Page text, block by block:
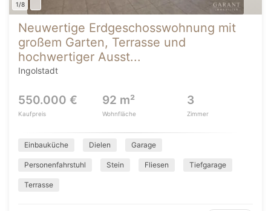
1/8
Neuwertige Erdgeschosswohnung mit
großem Garten, Terrasse und
hochwertiger Ausst...
Ingolstadt
550.000 €
Kaufpreis
92 m²
Wohnfläche
3
Zimmer
Einbauküche Dielen Garage
Personenfahrstuhl Stein Fliesen Tiefgarage
Terrasse